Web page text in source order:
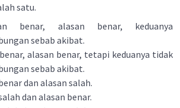
satu.
benar, alasan benar, keduanya
sebab akibat.
alasan benar, tetapi keduanya tidak
sebab akibat.
dan alasan salah.
dan alasan benar.